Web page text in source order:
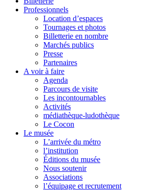
Professionnels
Location d’espaces
Tournages et photos
Billetterie en nombre
Marchés publics
Presse
Partenaires
A voir à faire
Agenda
Parcours de visite
Les incontournables
Activités
médiathèque-ludothèque
Le Cocon
Le musée
L’arrivée du métro
l’institution
Éditions du musée
Nous soutenir
Associations
l’équipage et recrutement